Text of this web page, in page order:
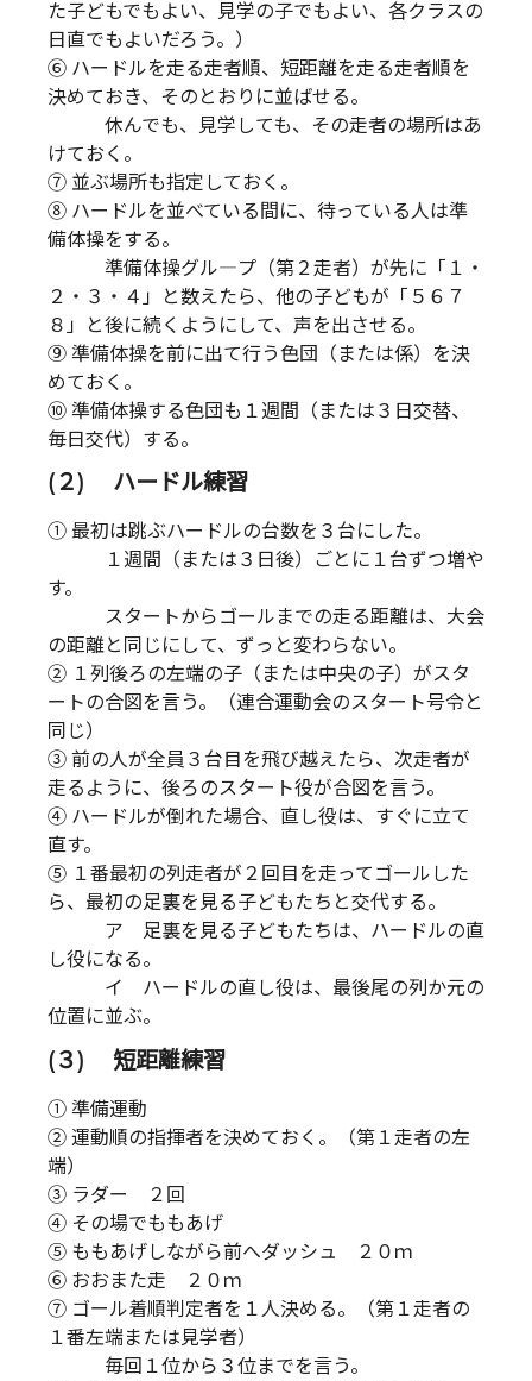
た子どもでもよい、見学の子でもよい、各クラスの
日直でもよいだろう。）
⑥ ハードルを走る走者順、短距離を走る走者順を
決めておき、そのとおりに並ばせる。
休んでも、見学しても、その走者の場所はあ
けておく。
⑦ 並ぶ場所も指定しておく。
⑧ ハードルを並べている間に、待っている人は準
備体操をする。
準備体操グル―プ（第２走者）が先に「１・
２・３・４」と数えたら、他の子どもが「５６７
８」と後に続くようにして、声を出させる。
⑨ 準備体操を前に出て行う色団（または係）を決
めておく。
⑩ 準備体操する色団も１週間（または３日交替、
毎日交代）する。
(２) ハードル練習
① 最初は跳ぶハードルの台数を３台にした。
１週間（または３日後）ごとに１台ずつ増や
す。
スタートからゴールまでの走る距離は、大会
の距離と同じにして、ずっと変わらない。
② １列後ろの左端の子（または中央の子）がスタ
ートの合図を言う。（連合運動会のスタート号令と
同じ）
③ 前の人が全員３台目を飛び越えたら、次走者が
走るように、後ろのスタート役が合図を言う。
④ ハードルが倒れた場合、直し役は、すぐに立て
直す。
⑤ １番最初の列走者が２回目を走ってゴールした
ら、最初の足裏を見る子どもたちと交代する。
ア 足裏を見る子どもたちは、ハードルの直
し役になる。
イ ハードルの直し役は、最後尾の列か元の
位置に並ぶ。
(３) 短距離練習
① 準備運動
② 運動順の指揮者を決めておく。（第１走者の左
端）
③ ラダー ２回
④ その場でももあげ
⑤ ももあげしながら前へダッシュ ２０ｍ
⑥ おおまた走 ２０ｍ
⑦ ゴール着順判定者を１人決める。（第１走者の
１番左端または見学者）
毎回１位から３位までを言う。